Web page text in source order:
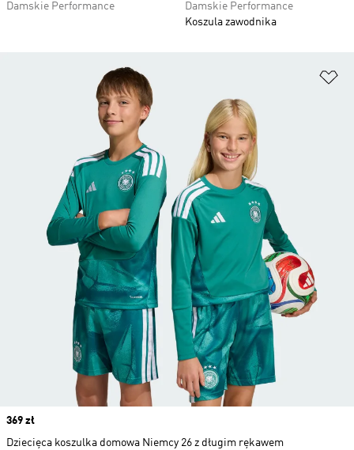
Damskie Performance
Damskie Performance
Koszula zawodnika
Price
369 zł
Dziecięca koszulka domowa Niemcy 26 z długim rękawem